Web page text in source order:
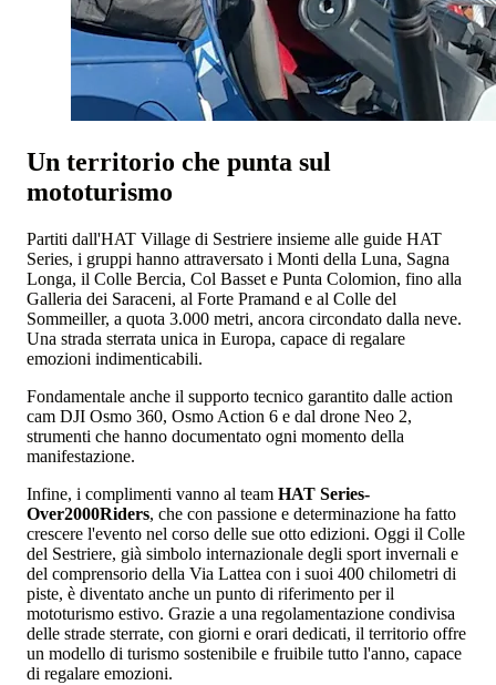
Un territorio che punta sul
mototurismo
Partiti dall'HAT Village di Sestriere insieme alle guide HAT
Series, i gruppi hanno attraversato i Monti della Luna, Sagna
Longa, il Colle Bercia, Col Basset e Punta Colomion, fino alla
Galleria dei Saraceni, al Forte Pramand e al Colle del
Sommeiller, a quota 3.000 metri, ancora circondato dalla neve.
Una strada sterrata unica in Europa, capace di regalare
emozioni indimenticabili.
Fondamentale anche il supporto tecnico garantito dalle action
cam DJI Osmo 360, Osmo Action 6 e dal drone Neo 2,
strumenti che hanno documentato ogni momento della
manifestazione.
Infine, i complimenti vanno al team HAT Series-
Over2000Riders, che con passione e determinazione ha fatto
crescere l'evento nel corso delle sue otto edizioni. Oggi il Colle
del Sestriere, già simbolo internazionale degli sport invernali e
del comprensorio della Via Lattea con i suoi 400 chilometri di
piste, è diventato anche un punto di riferimento per il
mototurismo estivo. Grazie a una regolamentazione condivisa
delle strade sterrate, con giorni e orari dedicati, il territorio offre
un modello di turismo sostenibile e fruibile tutto l'anno, capace
di regalare emozioni.